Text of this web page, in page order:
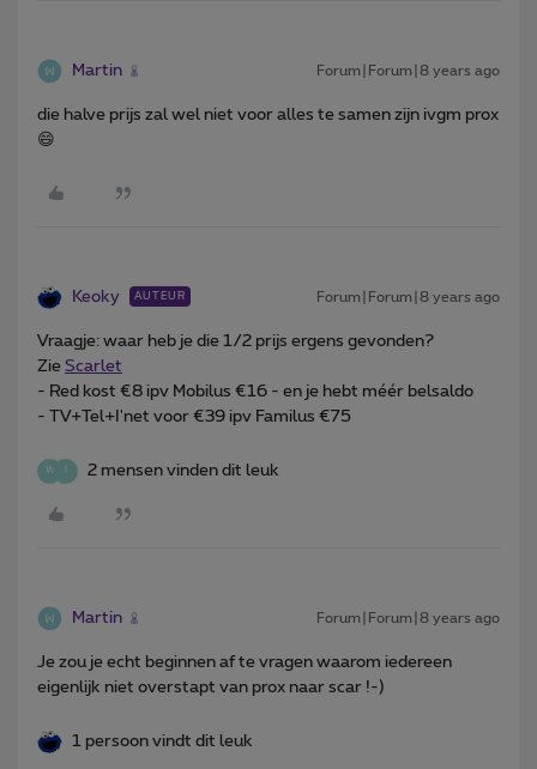
Martin Forum|Forum|8 years ago
die halve prijs zal wel niet voor alles te samen zijn ivgm prox
😄
Keoky AUTEUR Forum|Forum|8 years ago
Vraagje: waar heb je die 1/2 prijs ergens gevonden?
Zie Scarlet
- Red kost €8 ipv Mobilus €16 - en je hebt méér belsaldo
- TV+Tel+I'net voor €39 ipv Familus €75
W 2 mensen vinden dit leuk
Martin Forum|Forum|8 years ago
Je zou je echt beginnen af te vragen waarom iedereen
eigenlijk niet overstapt van prox naar scar !-)
1 persoon vindt dit leuk